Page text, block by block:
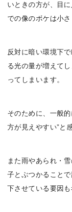
いときの方が、目
での像のボケは小
反対に暗い環境下
る光の量が増えて
ってしまいます。
そのために、一般
方が見えやすい”と
また雨やあられ・
子とぶつかること
下させている要因も